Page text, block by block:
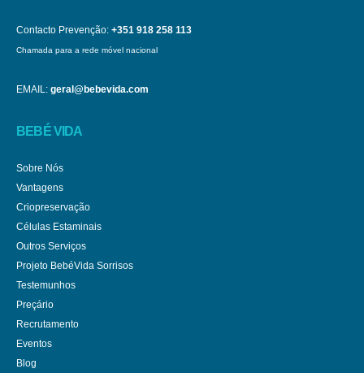
Contacto Prevenção: +351 918 258 113
Chamada para a rede móvel nacional
EMAIL: geral@bebevida.com
BEBÉ VIDA
Sobre Nós
Vantagens
Criopreservação
Células Estaminais
Outros Serviços
Projeto BebéVida Sorrisos
Testemunhos
Preçário
Recrutamento
Eventos
Blog